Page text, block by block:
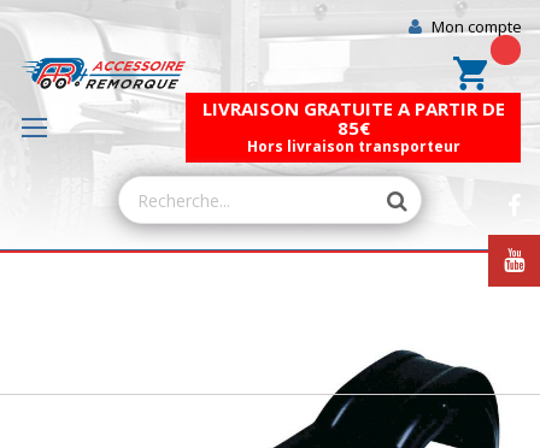
Mon compte
Mon
LIVRAISON GRATUITE A PARTIR DE
85€
Hors livraison transporteur
the